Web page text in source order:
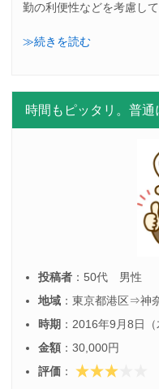
勤の利便性などを考慮し
≫続きを読む
時間もピッタリ。普通
投稿者：50代 男性
地域：東京都港区⇒神
時期：2016年9月8日
金額：30,000円
評価：